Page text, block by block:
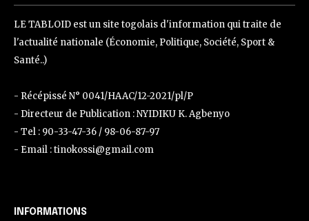
LE TABLOID est un site togolais d'information qui traite de
l'actualité nationale (Économie, Politique, Société, Sport &
Santé..)
- Récépissé N° 0041/HAAC/12-2021/pl/P
- Directeur de Publication : NYIDIKU K. Agbenyo
- Tel : 90-33-47-36 / 98-06-87-97
- Email : tinokossi@gmail.com
INFORMATIONS